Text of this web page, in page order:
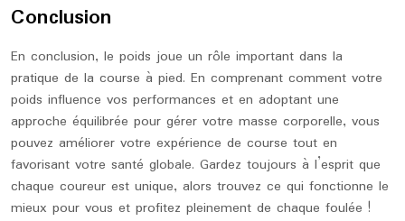
Conclusion
En conclusion, le poids joue un rôle important dans la
pratique de la course à pied. En comprenant comment votre
poids influence vos performances et en adoptant une
approche équilibrée pour gérer votre masse corporelle, vous
pouvez améliorer votre expérience de course tout en
favorisant votre santé globale. Gardez toujours à l’esprit que
chaque coureur est unique, alors trouvez ce qui fonctionne le
mieux pour vous et profitez pleinement de chaque foulée !